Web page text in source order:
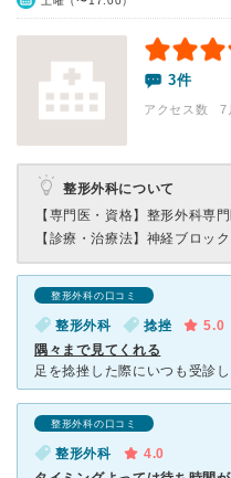
3件
アクセス数 7
整形外科について
【専門医・資格】 整形外科専門
【診療・治療法】 神経ブロック
整形外科の口コミ
整形外科 捻挫
5.0
隅々まで見てくれる
整形外科の口コミ
整形外科
4.0